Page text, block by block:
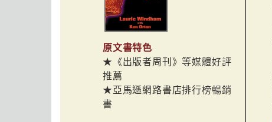
原文書特色
★《出版者周刊》等媒體好評
推薦
★亞馬遜網路書店排行榜暢銷
書